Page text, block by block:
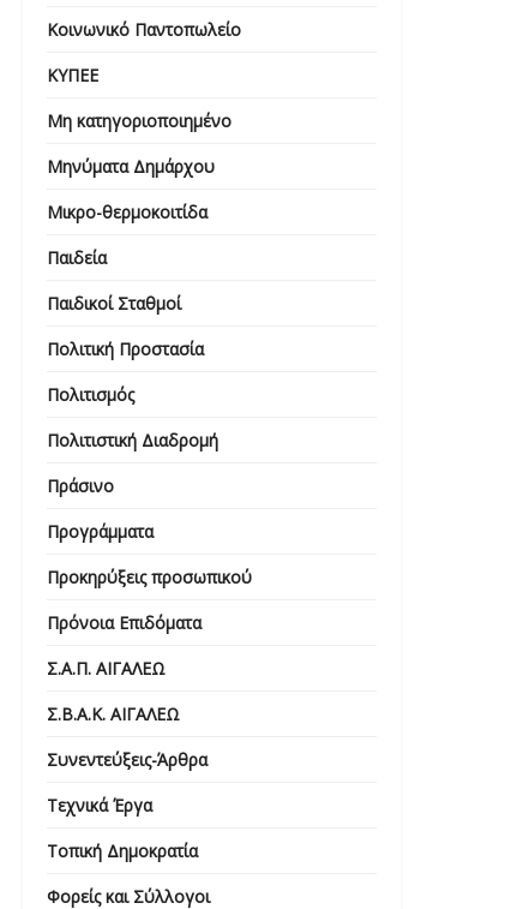
Κοινωνικό Παντοπωλείο
ΚΥΠΕΕ
Μη κατηγοριοποιημένο
Μηνύματα Δημάρχου
Μικρο-θερμοκοιτίδα
Παιδεία
Παιδικοί Σταθμοί
Πολιτική Προστασία
Πολιτισμός
Πολιτιστική Διαδρομή
Πράσινο
Προγράμματα
Προκηρύξεις προσωπικού
Πρόνοια Επιδόματα
Σ.Α.Π. ΑΙΓΑΛΕΩ
Σ.Β.Α.Κ. ΑΙΓΑΛΕΩ
Συνεντεύξεις-Άρθρα
Τεχνικά Έργα
Τοπική Δημοκρατία
Φορείς και Σύλλογοι